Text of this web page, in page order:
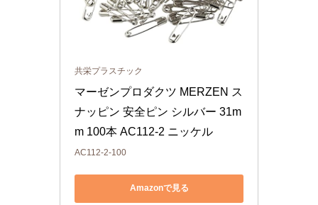
共栄プラスチック
マーゼンプロダクツ MERZEN ス
ナッピン 安全ピン シルバー 31m
m 100本 AC112-2 ニッケル
AC112-2-100
Amazonで見る